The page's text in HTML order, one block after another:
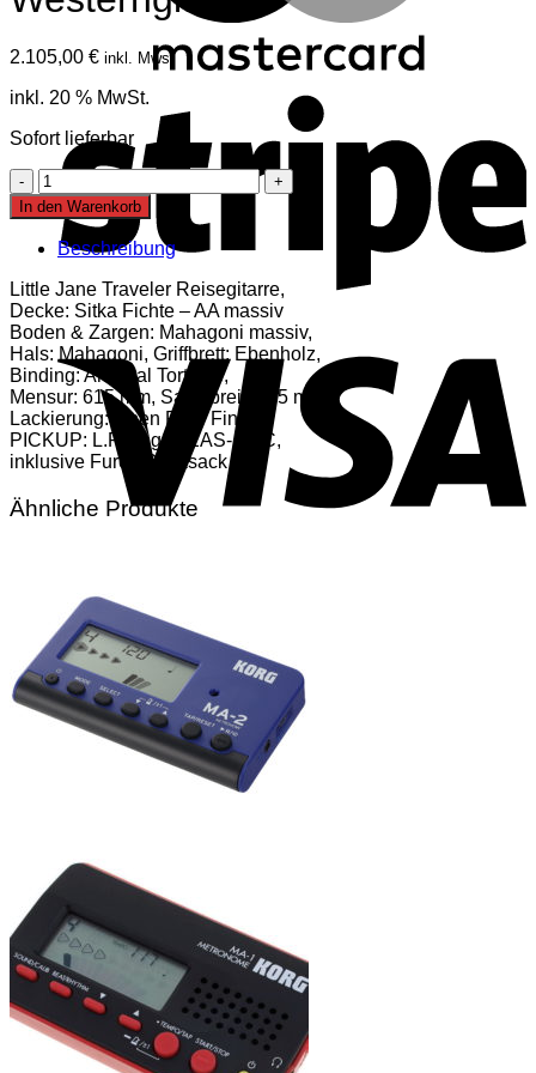
2.105,00 € inkl. Mwst
inkl. 20 % MwSt.
Sofort lieferbar
Furch
LJ-
10-
SME
Jane
Westerngitarre
Menge
In den Warenkorb
Beschreibung
Little Jane Traveler Reisegitarre,
Decke: Sitka Fichte – AA massiv
Boden & Zargen: Mahagoni massiv,
Hals: Mahagoni, Griffbrett: Ebenholz,
Binding: Artificial Tortoise,
Mensur: 615 mm, Sattelbreite: 45 mm,
Lackierung: Open Pore Finish,
PICKUP: L.R.Baggs EAS- VTC,
inklusive Furch Rucksack
Ähnliche Produkte